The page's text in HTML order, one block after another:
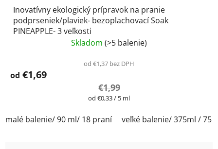
Inovatívny ekologický prípravok na pranie
podprseniek/plaviek- bezoplachovací Soak
PINEAPPLE- 3 veľkosti
Skladom (>5 balenie)
od €1,37 bez DPH
od €1,69
€1,99
Jednotková
od €0,33 / 5 ml
malé balenie/ 90 ml/ 18 praní veľké balenie/ 375ml / 75